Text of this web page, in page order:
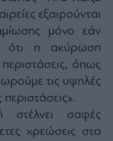
εξαιρούνται
μόνο εάν
ότι η ακύρωση
όπως
τις υψηλές
στέλνει σαφές
χρεώσεις στα